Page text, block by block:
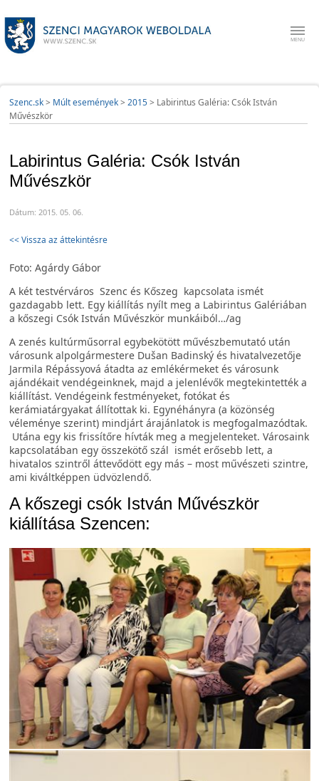
Szenc.sk> Múlt események> 2015> Labirintus Galéria: Csók István
Művészkör
Labirintus Galéria: Csók István
Művészkör
Dátum: 2015. 05. 06.
<< Vissza az áttekintésre
Foto: Agárdy Gábor
A két testvérváros Szenc és Kőszeg kapcsolata ismét
gazdagabb lett. Egy kiállítás nyílt meg a Labirintus Galériában
a kőszegi Csók István Művészkör munkáiból…/ag
A zenés kultúrműsorral egybekötött művészbemutató után
városunk alpolgármestere Dušan Badinský és hivatalvezetője
Jarmila Répássyová átadta az emlékérmeket és városunk
ajándékait vendégeinknek, majd a jelenlévők megtekintették a
kiállítást. Vendégeink festményeket, fotókat és
kerámiatárgyakat állítottak ki. Egynéhányra (a közönség
véleménye szerint) mindjárt árajánlatok is megfogalmazódtak.
Utána egy kis frissítőre hívták meg a megjelenteket. Városaink
kapcsolatában egy összekötő szál ismét erősebb lett, a
hivatalos szintről áttevődött egy más – most művészeti szintre,
ami kiváltképpen üdvözlendő.
A kőszegi csók István Művészkör
kiállítása Szencen: